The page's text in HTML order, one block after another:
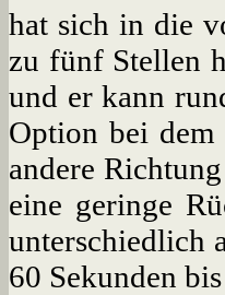
hat sich in die
zu fünf Stellen
und er kann
Option bei
andere
eine geringe
unterschiedlich
60 Sekunden